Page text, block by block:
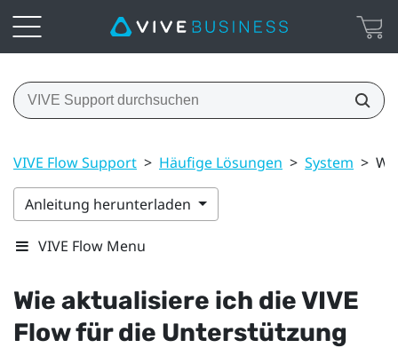
VIVE Flow Support > Häufige Lösungen > System >
Anleitung herunterladen
VIVE Flow Menu
Wie aktualisiere ich dieVIVE
Flowfür die Unterstützung